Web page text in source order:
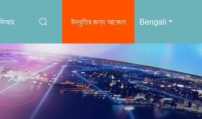
Bengali
উদ্ধৃতির জন্য আবেদন